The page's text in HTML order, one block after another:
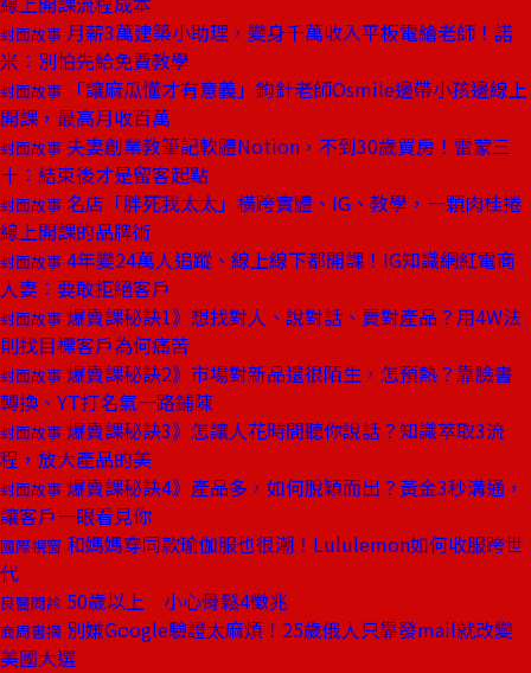
封面故事 月薪3萬建築小助理，變身千萬收入平板電繪老師！諾
米：別怕先給免費教學
封面故事
「讓麻瓜懂才有意義」鉤針老師Osmile邊帶小孩邊線上
開課，最高月收百萬
封面故事 夫妻創業教筆記軟體Notion，不到30歲買房！雷蒙三
十：結束後才是留客起點
封面故事 名店「胖死我太太」橫跨實體、IG、教學，一顆肉桂捲
線上開課的品牌術
封面故事 4年變24萬人追蹤、線上線下都開課！IG知識網紅電商
人妻：要敢拒絕客戶
封面故事 爆賣課秘訣1》想找對人、說對話、賣對產品？用4W法
則找目標客戶為何痛苦
封面故事 爆賣課秘訣2》市場對新品還很陌生，怎預熱？靠臉書
轉換、YT打名氣一路鋪陳
封面故事 爆賣課秘訣3》怎讓人花時間聽你說話？知識萃取3流
程，放大產品的美
封面故事 爆賣課秘訣4》產品多，如何脫穎而出？黃金3秒溝通，
讓客戶一眼看見你
國際視窗 和媽媽穿同款瑜伽服也很潮！Lululemon如何收服跨世
代
良醫問診 50歲以上 小心骨鬆4徵兆
商周書摘 別嫌Google驗證太麻煩！25歲俄人只靠發mail就改變
美國大選